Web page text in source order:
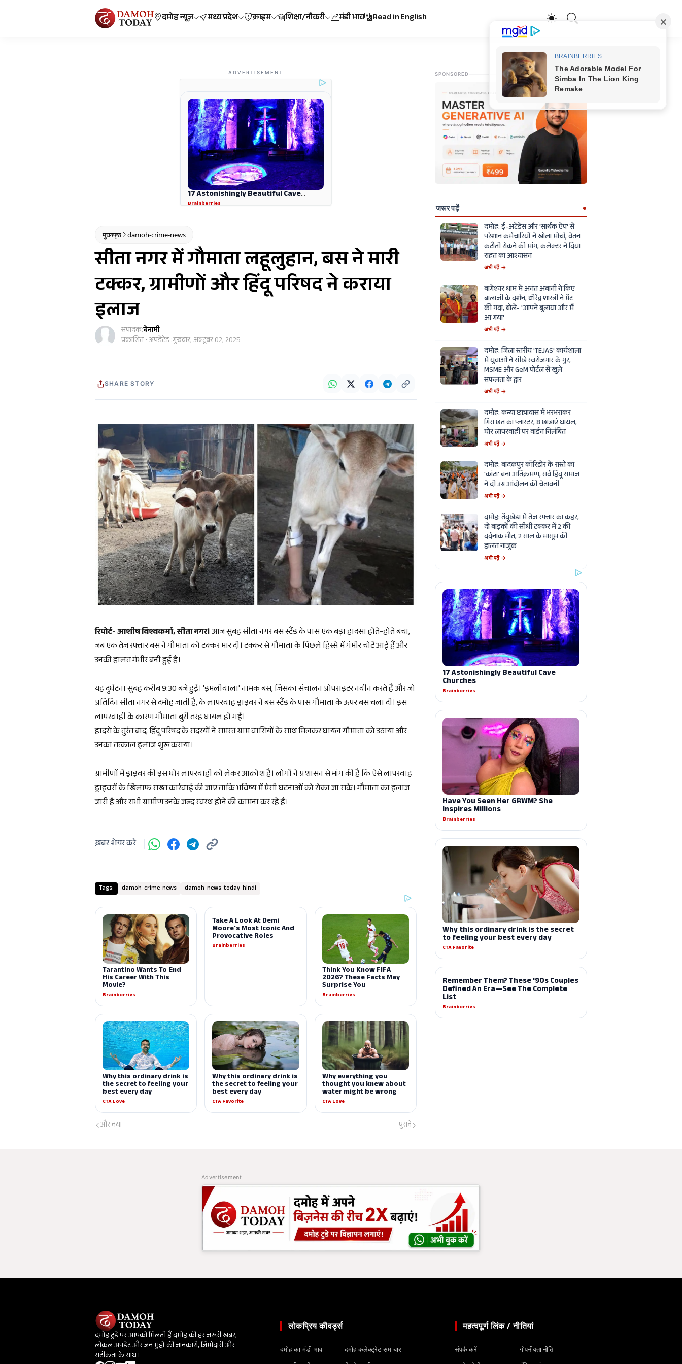
दमोह न्यूज़ मध्य प्रदेश क्राइम शिक्षा/नौकरी मंडी भाव Read in English
ADVERTISEMENT
मुख्यपृष्ठ damoh-crime-news
सीता नगर में गौमाता लहूलुहान, बस ने मारी
टक्कर, ग्रामीणों और हिंदू परिषद ने कराया
इलाज
संपादक:बेनामी
प्रकाशित • अपडेटेड :गुरुवार, अक्टूबर 02, 2025
SHARE STORY
रिपोर्ट- आशीष विश्वकर्मा, सीता नगर।आज सुबह सीता नगर बस स्टैंड के पास एक बड़ा हादसा होते-होते बचा,
जब एक तेज रफ्तार बस ने गौमाता को टक्कर मार दी। टक्कर से गौमाता के पिछले हिस्से में गंभीर चोटें आई हैं और
उनकी हालत गंभीर बनी हुई है।
यह दुर्घटना सुबह करीब 9:30 बजे हुई। 'इमलीवाला' नामक बस, जिसका संचालन प्रोपराइटर नवीन करते हैं और जो
प्रतिदिन सीता नगर से दमोह जाती है, के लापरवाह ड्राइवर ने बस स्टैंड के पास गौमाता के ऊपर बस चला दी। इस
लापरवाही के कारण गौमाता बुरी तरह घायल हो गईं।
हादसे के तुरंत बाद, हिंदू परिषद के सदस्यों ने समस्त ग्राम वासियों के साथ मिलकर घायल गौमाता को उठाया और
उनका तत्काल इलाज शुरू कराया।
ग्रामीणों में ड्राइवर की इस घोर लापरवाही को लेकर आक्रोश है। लोगों ने प्रशासन से मांग की है कि ऐसे लापरवाह
ड्राइवरों के खिलाफ सख्त कार्रवाई की जाए ताकि भविष्य में ऐसी घटनाओं को रोका जा सके।गौमाता का इलाज
जारी है और सभी ग्रामीण उनके जल्द स्वस्थ होने की कामना कर रहे हैं।
ख़बर शेयर करें
Tags: damoh-crime-news damoh-news-today-hindi
और नया पुराने
SPONSORED
जरूर पढ़ें
दमोह: ई-अटेंडेंस और 'सार्थक ऐप' से
परेशान कर्मचारियों ने खोला मोर्चा, वेतन
कटौती रोकने की मांग, कलेक्टर ने दिया
राहत का आश्वासन
अभी पढ़ें →
बागेश्वर धाम में अनंत अंबानी ने किए
बालाजी के दर्शन, धीरेंद्र शास्त्री ने भेंट
की गदा, बोले- 'आपने बुलाया और मैं
आ गया'
अभी पढ़ें →
दमोह: जिला स्तरीय 'TEJAS' कार्यशाला
में युवाओं ने सीखे स्वरोजगार के गुर,
MSME और GeM पोर्टल से खुले
सफलता के द्वार
अभी पढ़ें →
दमोह: कन्या छात्रावास में भरभराकर
गिरा छत का प्लास्टर, 8 छात्राएं घायल,
घोर लापरवाही पर वार्डन निलंबित
अभी पढ़ें →
दमोह: बांदकपुर कॉरिडोर के रास्ते का
'कांटा' बना अतिक्रमण, सर्व हिंदू समाज
ने दी उग्र आंदोलन की चेतावनी
अभी पढ़ें →
दमोह: तेंदूखेड़ा में तेज रफ्तार का कहर,
दो बाइकों की सीधी टक्कर में 2 की
दर्दनाक मौत, 2 साल के मासूम की
हालत नाजुक
अभी पढ़ें →
Advertisement
दमोह टुडे पर आपको मिलती हैं दमोह की हर जरूरी खबर,
लोकल अपडेट और जन मुद्दों की जानकारी, जिम्मेदारी और
सटीकता के साथ।
लोकप्रिय कीवर्ड्स
दमोह का मंडी भाव
दमोह कलेक्ट्रेट समाचार
महत्वपूर्ण लिंक / नीतियां
संपर्क करें
गोपनीयता नीति